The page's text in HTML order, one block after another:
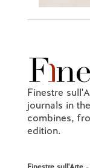
Finestre
journals in
combines,
edition.